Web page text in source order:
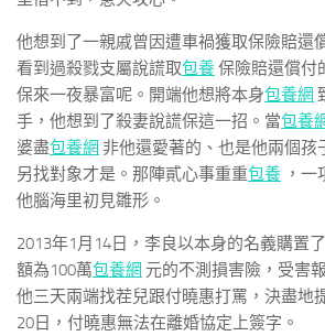
他想到了一親戚曾因遭車禍獲取保險賠還
看到過殺戮支屬說謊取包養保險賠還償付
保來一夜暴富呢。開端他想將本身包養網
手，他想到了殺妻說謊保這一招。當包養
婆盡包養網 非他還愛著的、也是他兩個孩
另找對象才是。那陣貳心事重重包養 ，
他腦海里初見雛形。
2013年1月14日，李良以本身的名義購置
額為100萬包養網 元的不測損害險，受害
他三天兩端找茬兒跟付曉惠打罵，決盡地
20日，付曉惠無法在離婚協定上簽字。